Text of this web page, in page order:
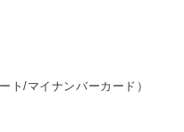
ト/マイナンバーカード）